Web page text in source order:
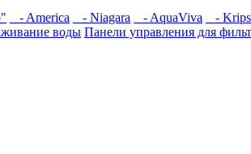
- Ameriсa - Niagara - AquaViva -
воды Панели управления для